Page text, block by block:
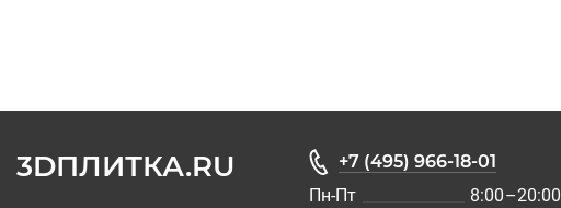
3DПЛИТКА.RU
+7 (495) 966-18-01
Пн-Пт
8:00–20:00